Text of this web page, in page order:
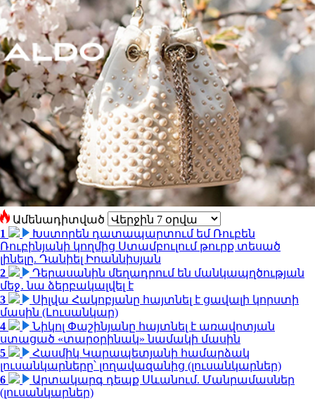
Ամենադիտված
1
Խստորեն դատապարտում եմ Ռուբեն
Ռուբինյանի կողմից Ստամբուլում թուրք տեսած
լինելը. Դանիել Իոաննիսյան
2
Դերասանին մեղադրում են մանկապղծության
մեջ․ նա ձերբակալվել է
3
Սիլվա Հակոբյանը հայտնել է ցավալի կորստի
մասին (Լուսանկար)
4
Նիկոլ Փաշինյանը հայտնել է առավոտյան
ստացած «տարօրինակ» նամակի մասին
5
Հասմիկ Կարապետյանի համարձակ
լուսանկարները՝ լողավազանից (լուսանկարներ)
6
Արտակարգ դեպք Սևանում. Մանրամասներ
(լուսանկարներ)